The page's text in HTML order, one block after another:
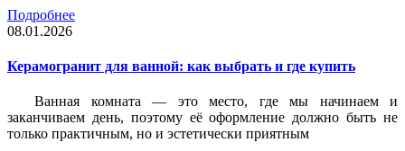
Подробнее
08.01.2026
Керамогранит для ванной: как выбрать и где купить
Ванная комната — это место, где мы начинаем и
заканчиваем день, поэтому её оформление должно быть не
только практичным, но и эстетически приятным